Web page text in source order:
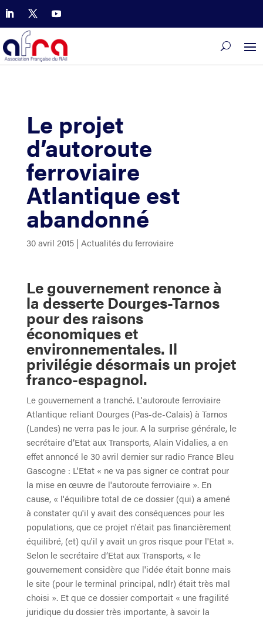
Le projet
d’autoroute
ferroviaire
Atlantique est
abandonné
30 avril 2015| Actualités du ferroviaire
Le gouvernement renonce à
la desserte Dourges-Tarnos
pour des raisons
économiques et
environnementales. Il
privilégie désormais un projet
franco-espagnol.
Le gouvernement a tranché. L'autoroute ferroviaire
Atlantique reliant Dourges (Pas-de-Calais) à Tarnos
(Landes) ne verra pas le jour. A la surprise générale, le
secrétaire d’Etat aux Transports, Alain Vidalies, a en
effet annoncé le 30 avril dernier sur radio France Bleu
Gascogne : L'Etat « ne va pas signer ce contrat pour
la mise en œuvre de l'autoroute ferroviaire ». En
cause, « l'équilibre total de ce dossier (qui) a amené
à constater qu'il y avait des conséquences pour les
populations, que ce projet n'était pas financièrement
équilibré, (et) qu'il y avait un gros risque pour l'Etat ».
Selon le secrétaire d’Etat aux Transports, « le
gouvernement considère que l'idée était bonne mais
le site (pour le terminal principal, ndlr) était très mal
choisi ». Et que ce dossier comportait « une fragilité
juridique du dossier très importante, à savoir la